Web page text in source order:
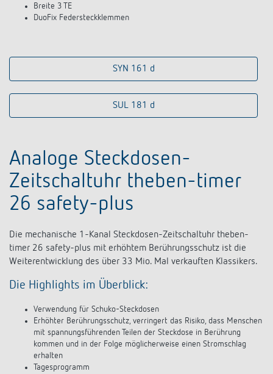
Breite 3 TE
DuoFix Federsteckklemmen
SYN 161 d
SUL 181 d
Analoge Steckdosen-
Zeitschaltuhr theben-timer
26 safety-plus
Die mechanische 1-Kanal Steckdosen-Zeitschaltuhr theben-
timer 26 safety-plus mit erhöhtem Berührungsschutz ist die
Weiterentwicklung des über 33 Mio. Mal verkauften Klassikers.
Die Highlights im Überblick:
Verwendung für Schuko-Steckdosen
Erhöhter Berührungsschutz, verringert das Risiko, dass Menschen
mit spannungsführenden Teilen der Steckdose in Berührung
kommen und in der Folge möglicherweise einen Stromschlag
erhalten
Tagesprogramm